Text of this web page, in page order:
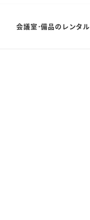
会議室･備品のレンタル